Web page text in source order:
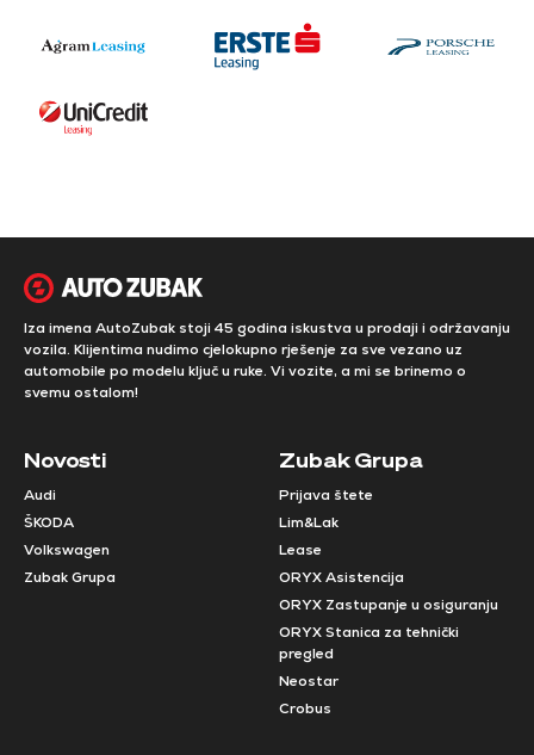
Iza imena AutoZubak stoji 45 godina iskustva u prodaji i održavanju
vozila. Klijentima nudimo cjelokupno rješenje za sve vezano uz
automobile po modelu ključ u ruke. Vi vozite, a mi se brinemo o
svemu ostalom!
Novosti
Audi
ŠKODA
Volkswagen
Zubak Grupa
Zubak Grupa
Prijava štete
Lim&Lak
Lease
ORYX Asistencija
ORYX Zastupanje u osiguranju
ORYX Stanica za tehnički
pregled
Neostar
Crobus